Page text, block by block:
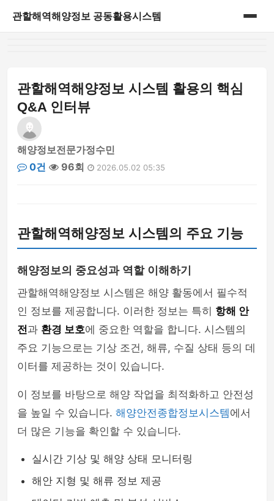
관할해역해양정보 공동활용시스템
관할해역해양정보 시스템 활용의 핵심
Q&A 인터뷰
해양정보전문가정수민
0건
96회 2026.05.02 05:35
관할해역해양정보 시스템의 주요 기능
해양정보의 중요성과 역할 이해하기
관할해역해양정보 시스템은 해양 활동에서 필수적
인 정보를 제공합니다. 이러한 정보는 특히 항해 안
전과 환경 보호에 중요한 역할을 합니다. 시스템의
주요 기능으로는 기상 조건, 해류, 수질 상태 등의 데
이터를 제공하는 것이 있습니다.
이 정보를 바탕으로 해양 작업을 최적화하고 안전성
을 높일 수 있습니다. 해양안전종합정보시스템에서
더 많은 기능을 확인할 수 있습니다.
실시간 기상 및 해양 상태 모니터링
해안 지형 및 해류 정보 제공